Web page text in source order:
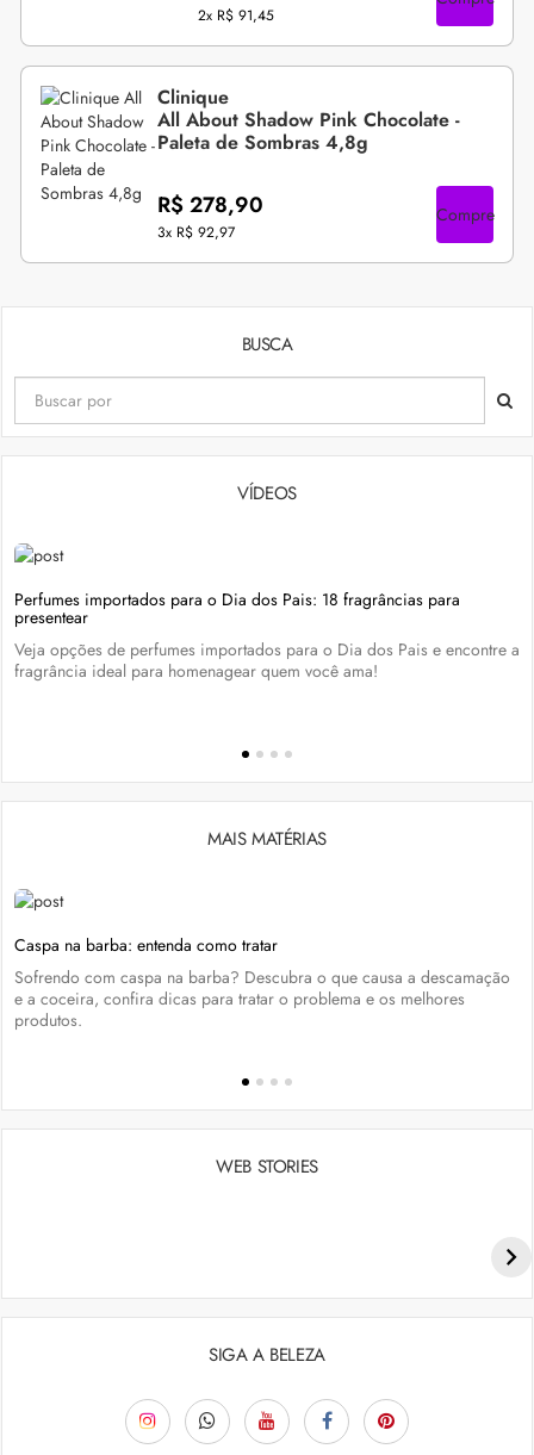
2x R$ 91,45
Clinique
All About Shadow Pink Chocolate -
Paleta de Sombras 4,8g
R$ 278,90
3x R$ 92,97
Compre
BUSCA
VÍDEOS
Perfumes importados para o Dia dos Pais: 18 fragrâncias para
presentear
Veja opções de perfumes importados para o Dia dos Pais e encontre a
fragrância ideal para homenagear quem você ama!
MAIS MATÉRIAS
Caspa na barba: entenda como tratar
Sofrendo com caspa na barba? Descubra o que causa a descamação
e a coceira, confira dicas para tratar o problema e os melhores
produtos.
WEB STORIES
SIGA A BELEZA